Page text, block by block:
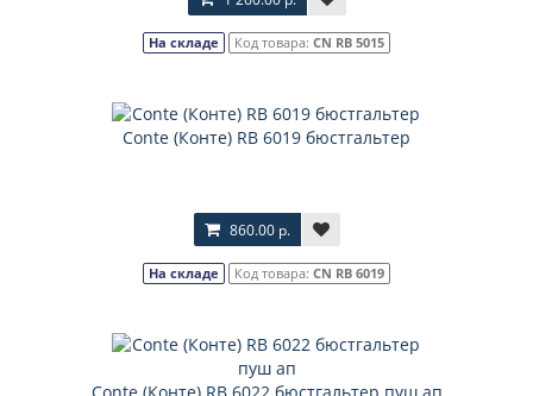
На складе Код товара: CN RB 5015
Соnte (Конте) RB 6019 бюстгальтер
860.00 р.
На складе Код товара: CN RB 6019